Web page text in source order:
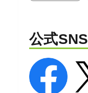
公式SNS